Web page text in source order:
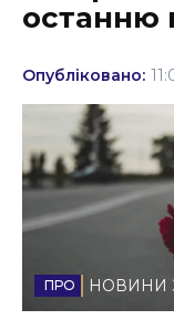
Культура
Освіта
Події
Політика
Соціум
Стиль життя
останню
Опубліковано:
НОВИНИ